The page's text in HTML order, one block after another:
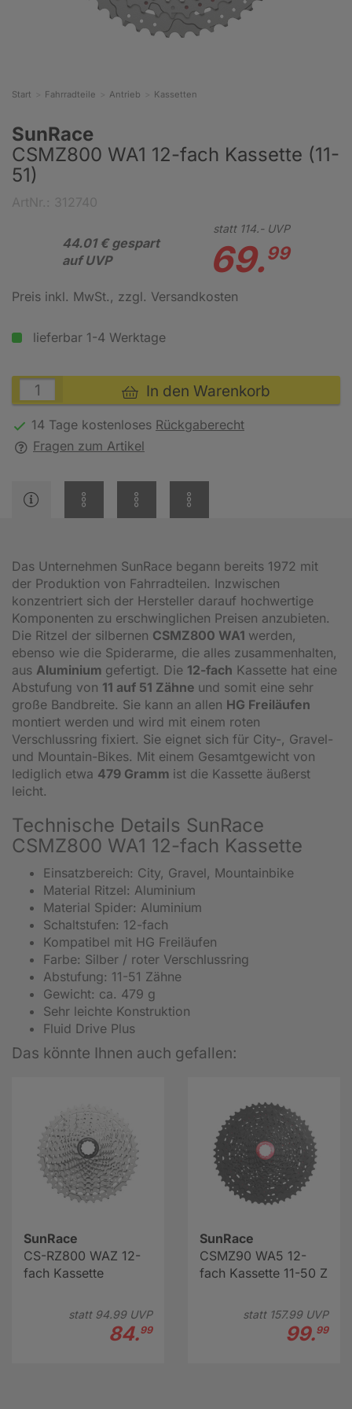
Start Fahrradteile Antrieb Kassetten
SunRace
CSMZ800 WA1 12-fach Kassette (11-
51)
44.01 € gespart
auf UVP
statt 114.-UVP
69.99
Preis inkl. MwSt., zzgl. Versandkosten
lieferbar 1-4 Werktage
In den Warenkorb
14 Tage kostenloses Rückgaberecht
Fragen zum Artikel
Das Unternehmen SunRace begann bereits 1972 mit
der Produktion von Fahrradteilen. Inzwischen
konzentriert sich der Hersteller darauf hochwertige
Komponenten zu erschwinglichen Preisen anzubieten.
Die Ritzel der silbernen CSMZ800 WA1 werden,
ebenso wie die Spiderarme, die alles zusammenhalten,
aus Aluminium gefertigt. Die 12-fach Kassette hat eine
Abstufung von 11 auf 51 Zähne und somit eine sehr
große Bandbreite. Sie kann an allen HG Freiläufen
montiert werden und wird mit einem roten
Verschlussring fixiert. Sie eignet sich für City-, Gravel-
und Mountain-Bikes. Mit einem Gesamtgewicht von
lediglich etwa 479 Gramm ist die Kassette äußerst
leicht.
Technische Details SunRace
CSMZ800 WA1 12-fach Kassette
Einsatzbereich: City, Gravel, Mountainbike
Material Ritzel: Aluminium
Material Spider: Aluminium
Schaltstufen: 12-fach
Kompatibel mit HG Freiläufen
Farbe: Silber / roter Verschlussring
Abstufung: 11-51 Zähne
Gewicht: ca. 479 g
Sehr leichte Konstruktion
Fluid Drive Plus
Das könnte Ihnen auch gefallen:
SunRace
CS-RZ800 WAZ 12-
fach Kassette
statt 94.99UVP
84.99
SunRace
CSMZ90 WA5 12-
fach Kassette 11-50 Z
statt 157.99UVP
99.99